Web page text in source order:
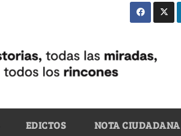
EDICTOS NOTA CIUDADANA